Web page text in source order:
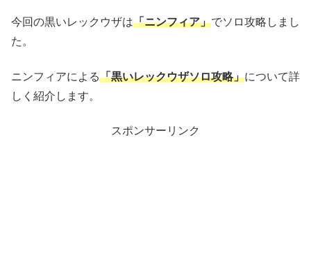
今回の黒いレックウザは「ニンフィア」でソロ攻略しまし
た。
ニンフィアによる「黒いレックウザソロ攻略」について詳
しく紹介します。
スポンサーリンク